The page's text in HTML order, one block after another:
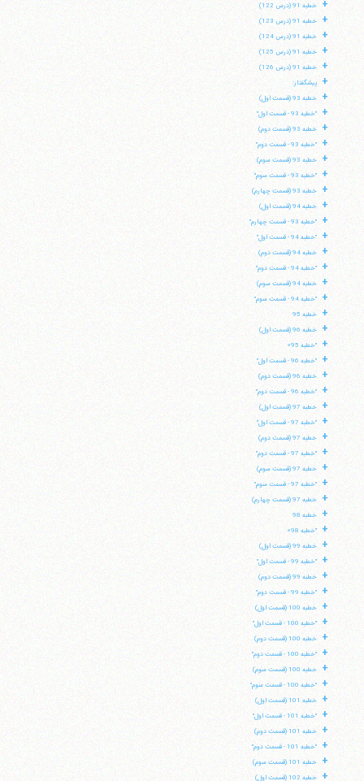
+ خطبه 91 (درس 122)
+ خطبه 91 (درس 123)
+ خطبه 91 (درس 124)
+ خطبه 91 (درس 125)
+ خطبه 91 (درس 126)
+ پیشگفتار:
+ خطبه 93 (قسمت اول)
+ "خطبه 93 - قسمت اول"
+ خطبه 93 (قسمت دوم)
+ "خطبه 93 - قسمت دوم"
+ خطبه 93 (قسمت سوم)
+ "خطبه 93 - قسمت سوم"
+ خطبه 93 (قسمت چهارم)
+ خطبه 94 (قسمت اول)
+ "خطبه 93 - قسمت چهارم"
+ "خطبه 94 - قسمت اول"
+ خطبه 94 (قسمت دوم)
+ "خطبه 94 - قسمت دوم"
+ خطبه 94 (قسمت سوم)
+ "خطبه 94 - قسمت سوم"
+ خطبه 95
+ خطبه 96 (قسمت اول)
+ "خطبه 95»
+ "خطبه 96 - قسمت اول"
+ خطبه 96 (قسمت دوم)
+ "خطبه 96 - قسمت دوم"
+ خطبه 97 (قسمت اول)
+ "خطبه 97 - قسمت اول"
+ خطبه 97 (قسمت دوم)
+ "خطبه 97 - قسمت دوم"
+ خطبه 97 (قسمت سوم)
+ "خطبه 97 - قسمت سوم"
+ خطبه 97 (قسمت چهارم)
+ خطبه 98
+ "خطبه 98»
+ خطبه 99 (قسمت اول)
+ "خطبه 99 - قسمت اول"
+ خطبه 99 (قسمت دوم)
+ "خطبه 99 - قسمت دوم"
+ خطبه 100 (قسمت اول)
+ "خطبه 100 - قسمت اول"
+ خطبه 100 (قسمت دوم)
+ "خطبه 100 - قسمت دوم"
+ خطبه 100 (قسمت سوم)
+ "خطبه 100 - قسمت سوم"
+ خطبه 101 (قسمت اول)
+ "خطبه 101 - قسمت اول"
+ خطبه 101 (قسمت دوم)
+ "خطبه 101 - قسمت دوم"
+ خطبه 101 (قسمت سوم)
+ خطبه 102 (قسمت اول)